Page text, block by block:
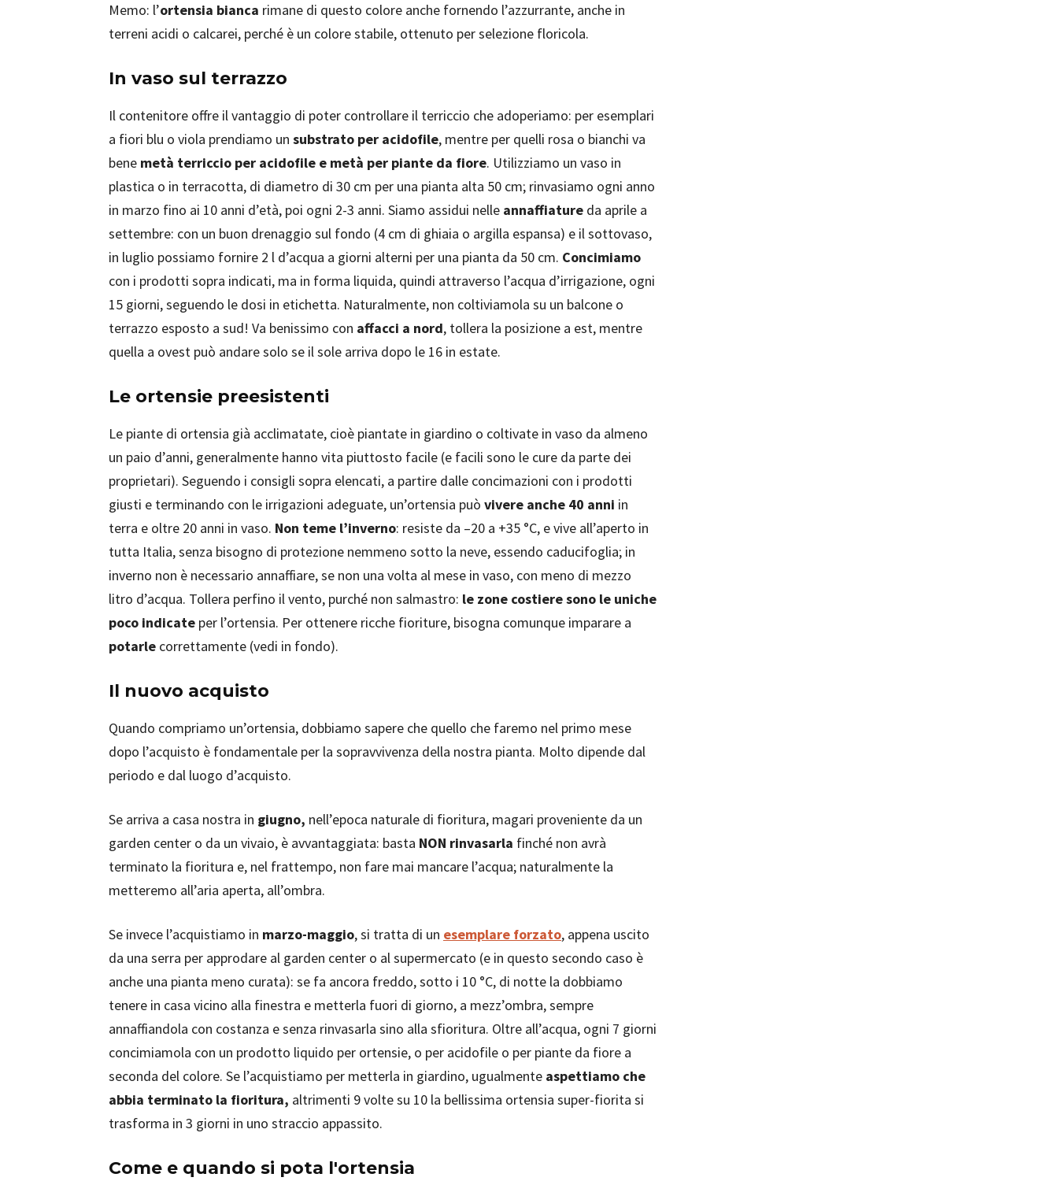
Memo: l’ortensia bianca rimane di questo colore anche fornendo l’azzurrante, anche in
terreni acidi o calcarei, perché è un colore stabile, ottenuto per selezione floricola.
In vaso sul terrazzo
Il contenitore offre il vantaggio di poter controllare il terriccio che adoperiamo: per esemplari
a fiori blu o viola prendiamo un substrato per acidofile, mentre per quelli rosa o bianchi va
bene metà terriccio per acidofile e metà per piante da fiore. Utilizziamo un vaso in
plastica o in terracotta, di diametro di 30 cm per una pianta alta 50 cm; rinvasiamo ogni anno
in marzo fino ai 10 anni d’età, poi ogni 2-3 anni. Siamo assidui nelle annaffiature da aprile a
settembre: con un buon drenaggio sul fondo (4 cm di ghiaia o argilla espansa) e il sottovaso,
in luglio possiamo fornire 2 l d’acqua a giorni alterni per una pianta da 50 cm. Concimiamo
con i prodotti sopra indicati, ma in forma liquida, quindi attraverso l’acqua d’irrigazione, ogni
15 giorni, seguendo le dosi in etichetta. Naturalmente, non coltiviamola su un balcone o
terrazzo esposto a sud! Va benissimo con affacci a nord, tollera la posizione a est, mentre
quella a ovest può andare solo se il sole arriva dopo le 16 in estate.
Le ortensie preesistenti
Le piante di ortensia già acclimatate, cioè piantate in giardino o coltivate in vaso da almeno
un paio d’anni, generalmente hanno vita piuttosto facile (e facili sono le cure da parte dei
proprietari). Seguendo i consigli sopra elencati, a partire dalle concimazioni con i prodotti
giusti e terminando con le irrigazioni adeguate, un’ortensia può vivere anche 40 anni in
terra e oltre 20 anni in vaso. Non teme l’inverno: resiste da –20 a +35 °C, e vive all’aperto in
tutta Italia, senza bisogno di protezione nemmeno sotto la neve, essendo caducifoglia; in
inverno non è necessario annaffiare, se non una volta al mese in vaso, con meno di mezzo
litro d’acqua. Tollera perfino il vento, purché non salmastro: le zone costiere sono le uniche
poco indicate per l’ortensia. Per ottenere ricche fioriture, bisogna comunque imparare a
potarle correttamente (vedi in fondo).
Il nuovo acquisto
Quando compriamo un’ortensia, dobbiamo sapere che quello che faremo nel primo mese
dopo l’acquisto è fondamentale per la sopravvivenza della nostra pianta. Molto dipende dal
periodo e dal luogo d’acquisto.
Se arriva a casa nostra in giugno, nell’epoca naturale di fioritura, magari proveniente da un
garden center o da un vivaio, è avvantaggiata: basta NON rinvasarla finché non avrà
terminato la fioritura e, nel frattempo, non fare mai mancare l’acqua; naturalmente la
metteremo all’aria aperta, all’ombra.
Se invece l’acquistiamo in marzo-maggio, si tratta di un esemplare forzato, appena uscito
da una serra per approdare al garden center o al supermercato (e in questo secondo caso è
anche una pianta meno curata): se fa ancora freddo, sotto i 10 °C, di notte la dobbiamo
tenere in casa vicino alla finestra e metterla fuori di giorno, a mezz’ombra, sempre
annaffiandola con costanza e senza rinvasarla sino alla sfioritura. Oltre all’acqua, ogni 7 giorni
concimiamola con un prodotto liquido per ortensie, o per acidofile o per piante da fiore a
seconda del colore. Se l’acquistiamo per metterla in giardino, ugualmente aspettiamo che
abbia terminato la fioritura, altrimenti 9 volte su 10 la bellissima ortensia super-fiorita si
trasforma in 3 giorni in uno straccio appassito.
Come e quando si pota l'ortensia